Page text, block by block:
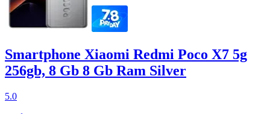
Smartphone Xiaomi Redmi Poco X7 5g
256gb, 8 Gb 8 Gb Ram Silver
5.0